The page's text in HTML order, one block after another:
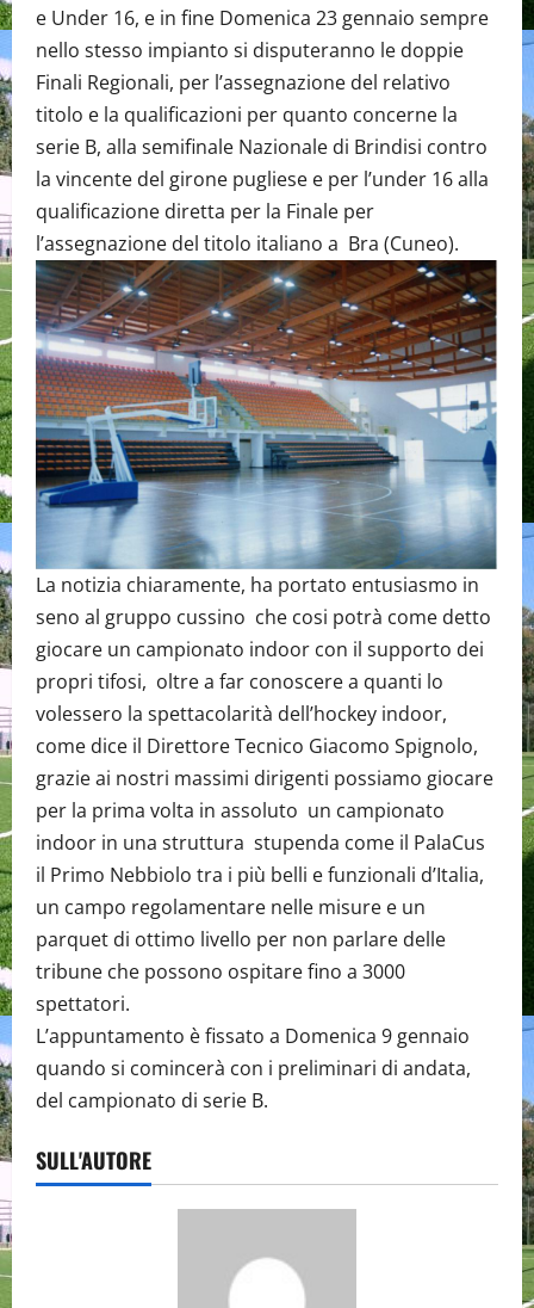
e Under 16, e in fine Domenica 23 gennaio sempre
nello stesso impianto si disputeranno le doppie
Finali Regionali, per l’assegnazione del relativo
titolo e la qualificazioni per quanto concerne la
serie B, alla semifinale Nazionale di Brindisi contro
la vincente del girone pugliese e per l’under 16 alla
qualificazione diretta per la Finale per
l’assegnazione del titolo italiano a Bra (Cuneo).
La notizia chiaramente, ha portato entusiasmo in
seno al gruppo cussino che cosi potrà come detto
giocare un campionato indoor con il supporto dei
propri tifosi, oltre a far conoscere a quanti lo
volessero la spettacolarità dell’hockey indoor,
come dice il Direttore Tecnico Giacomo Spignolo,
grazie ai nostri massimi dirigenti possiamo giocare
per la prima volta in assoluto un campionato
indoor in una struttura stupenda come il PalaCus
il Primo Nebbiolo tra i più belli e funzionali d’Italia,
un campo regolamentare nelle misure e un
parquet di ottimo livello per non parlare delle
tribune che possono ospitare fino a 3000
spettatori.
L’appuntamento è fissato a Domenica 9 gennaio
quando si comincerà con i preliminari di andata,
del campionato di serie B.
SULL'AUTORE